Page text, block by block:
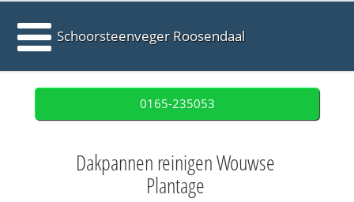
Schoorsteenveger Roosendaal
0165-235053
Dakpannen reinigen Wouwse
Plantage